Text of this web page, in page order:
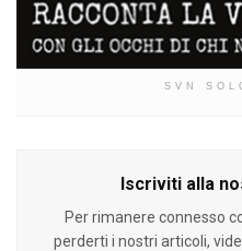
SVN
Iscriviti alla
Per rimanere connesso
perderti i nostri articoli,